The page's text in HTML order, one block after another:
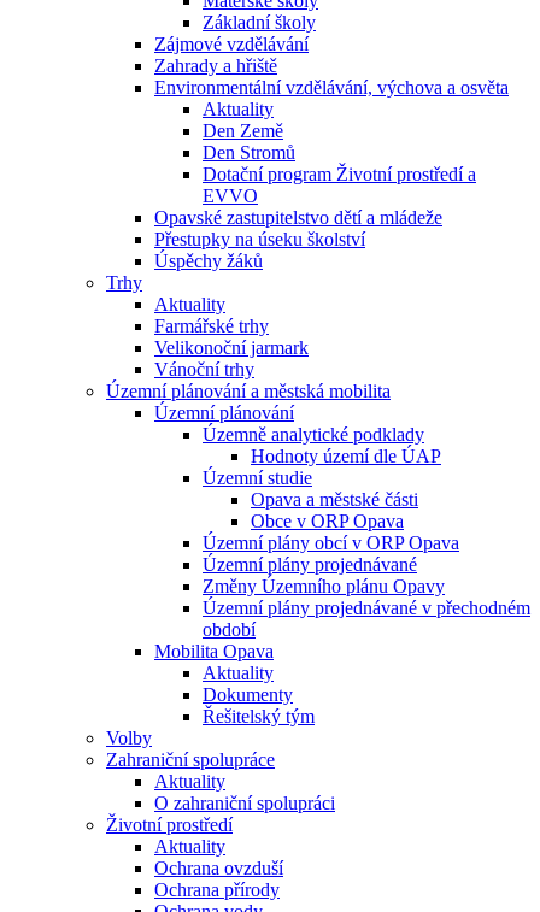
Základní školy
Zájmové vzdělávání
Zahrady a hřiště
Environmentální vzdělávání, výchova a osvěta
Aktuality
Den Země
Den Stromů
Dotační program Životní prostředí a
EVVO
Opavské zastupitelstvo dětí a mládeže
Přestupky na úseku školství
Úspěchy žáků
Trhy
Aktuality
Farmářské trhy
Velikonoční jarmark
Vánoční trhy
Územní plánování a městská mobilita
Územní plánování
Územně analytické podklady
Hodnoty území dle ÚAP
Územní studie
Opava a městské části
Obce v ORP Opava
Územní plány obcí v ORP Opava
Územní plány projednávané
Změny Územního plánu Opavy
Územní plány projednávané v přechodném
období
Mobilita Opava
Aktuality
Dokumenty
Řešitelský tým
Volby
Zahraniční spolupráce
Aktuality
O zahraniční spolupráci
Životní prostředí
Aktuality
Ochrana ovzduší
Ochrana přírody